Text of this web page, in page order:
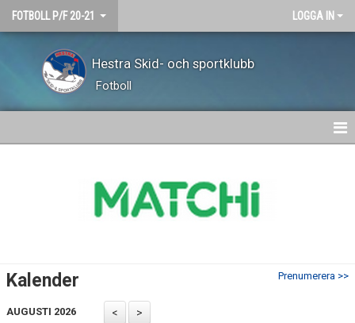
FOTBOLL P/F 20-21 LOGGA IN
Hestra Skid- och sportklubb
Fotboll
Prenumerera >>
Kalender
AUGUSTI 2026